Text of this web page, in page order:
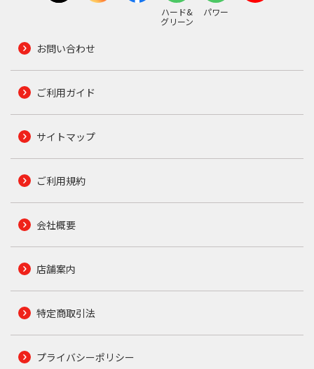
ハード&
グリーン
パワー
お問い合わせ
ご利用ガイド
サイトマップ
ご利用規約
会社概要
店舗案内
特定商取引法
プライバシーポリシー